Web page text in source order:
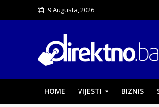
9 Augusta, 2026
HOME VIJESTI BIZNIS